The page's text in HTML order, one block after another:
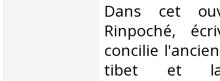
‎Dans cet
Rinpoché,
concilie
tibet et la